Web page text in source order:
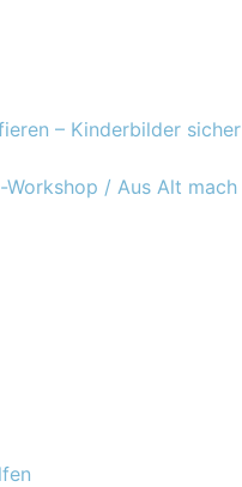
– Kinderbilder sicher
/ Aus Alt mach